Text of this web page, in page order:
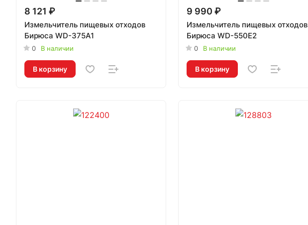
8 121 ₽
Измельчитель пищевых отходов
Бирюса WD-375A1
0 В наличии
В корзину
9 990 ₽
Измельчитель пищевых отходов
Бирюса WD-550E2
0 В наличии
В корзину